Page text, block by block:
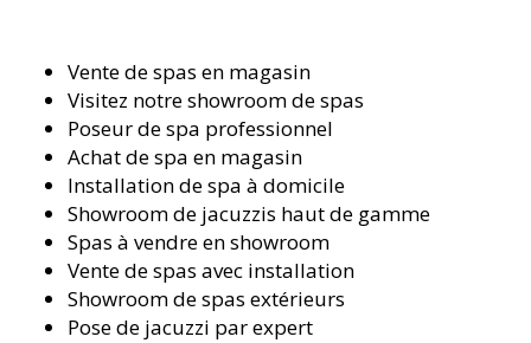
Vente de spas en magasin
Visitez notre showroom de spas
Poseur de spa professionnel
Achat de spa en magasin
Installation de spa à domicile
Showroom de jacuzzis haut de gamme
Spas à vendre en showroom
Vente de spas avec installation
Showroom de spas extérieurs
Pose de jacuzzi par expert